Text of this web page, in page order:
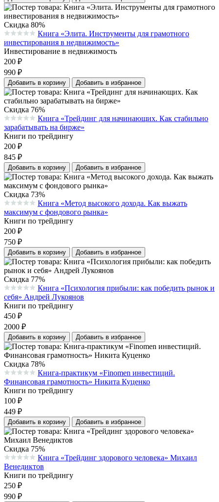
Скидка 80%
Средняя оценка 0.0 из 5 на основании 0 голосов
Книга «Элита. Инструменты для грамотного
инвестирования в недвижимость»
Инвестирование в недвижимость
200 ₽
990 ₽
Добавить в корзину Добавить в избранное
Скидка 76%
Средняя оценка 0.0 из 5 на основании 0 голосов
Книга «Трейдинг для начинающих. Как стабильно
зарабатывать на бирже»
Книги по трейдингу
200 ₽
845 ₽
Добавить в корзину Добавить в избранное
Скидка 73%
Средняя оценка 0.0 из 5 на основании 0 голосов
Книга «Метод высокого дохода. Как выжать
максимум с фондового рынка»
Книги по трейдингу
200 ₽
750 ₽
Добавить в корзину Добавить в избранное
Скидка 77%
Средняя оценка 0.0 из 5 на основании 0 голосов
Книга «Психология прибыли: как победить рынок и
себя» Андрей Лукоянов
Книги по трейдингу
450 ₽
2000 ₽
Добавить в корзину Добавить в избранное
Скидка 78%
Средняя оценка 0.0 из 5 на основании 0 голосов
Книга-практикум «Finomen инвестиций.
Финансовая грамотность» Никита Куценко
Книги по трейдингу
100 ₽
449 ₽
Добавить в корзину Добавить в избранное
Скидка 75%
Средняя оценка 0.0 из 5 на основании 0 голосов
Книга «Трейдинг здорового человека» Михаил
Венедиктов
Книги по трейдингу
250 ₽
990 ₽